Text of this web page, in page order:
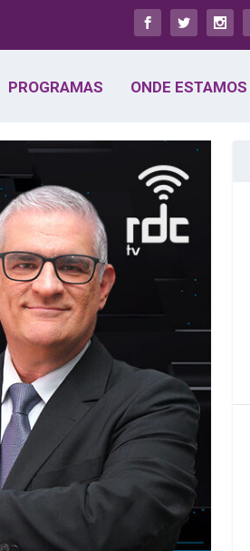
PROGRAMAS ONDE ESTAMOS